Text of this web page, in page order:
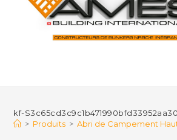
kf-
> Produits > Abri de Campement